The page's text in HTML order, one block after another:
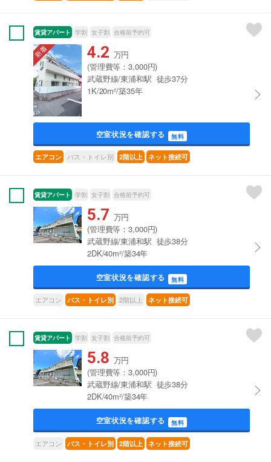
賃貸アパート 学割 女子割 合格前予約可
4.2 万円
(管理費等：3,000円)
武蔵野線/東浦和駅 徒歩37分
1K/20m²/築35年
空室状況を確認する 無料
エアコン バス・トイレ別 2階以上 ネット接続可
賃貸アパート 学割 女子割 合格前予約可
5.7 万円
(管理費等：3,000円)
武蔵野線/東浦和駅 徒歩38分
2DK/40m²/築34年
空室状況を確認する 無料
エアコン バス・トイレ別 2階以上 ネット接続可
賃貸アパート 学割 女子割 合格前予約可
5.8 万円
(管理費等：3,000円)
武蔵野線/東浦和駅 徒歩38分
2DK/40m²/築34年
空室状況を確認する 無料
エアコン バス・トイレ別 2階以上 ネット接続可